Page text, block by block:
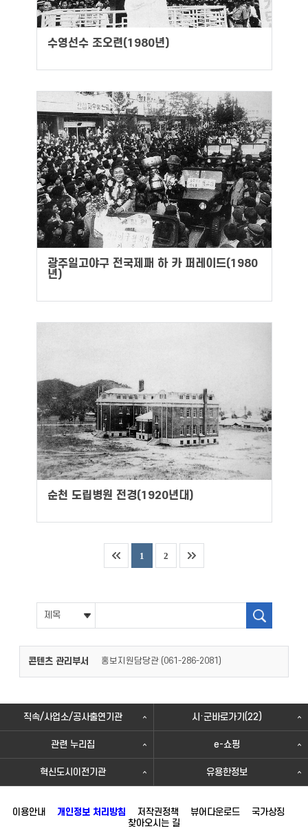
수영선수 조오련(1980년)
광주일고야구 전국제패 하 카 퍼레이드(1980
년)
순천 도립병원 전경(1920년대)
1 2
콘텐츠 관리부서 홍보지원담당관 (061-286-2081 )
직속/사업소/공사출연기관 시·군바로가기(22)
관련 누리집 e-쇼핑
혁신도시이전기관 유용한정보
이용안내 개인정보 처리방침 저작권정책 뷰어다운로드
국가상징
찾아오시는 길